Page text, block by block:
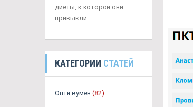
диеты, к которой они
привыкли.
КАТЕГОРИИ СТАТЕЙ
Опти вумен (82)